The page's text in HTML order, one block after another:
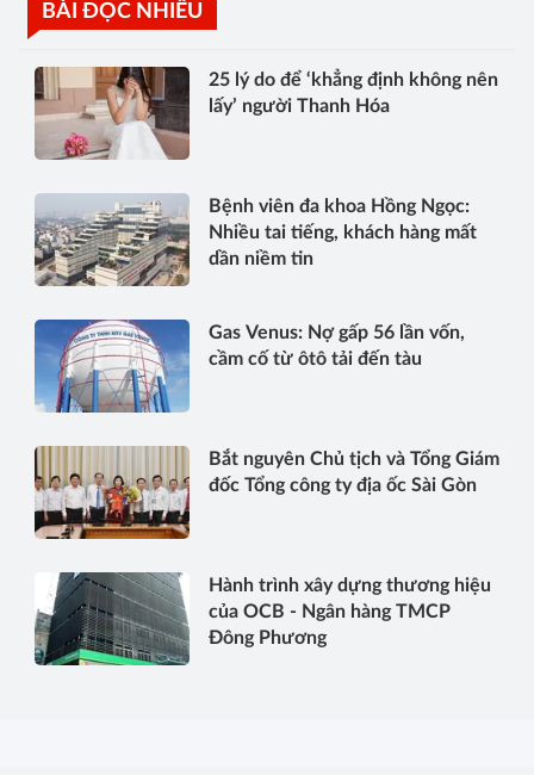
BÀI ĐỌC NHIỀU
25 lý do để ‘khẳng định không nên
lấy’ người Thanh Hóa
Bệnh viên đa khoa Hồng Ngọc:
Nhiều tai tiếng, khách hàng mất
dần niềm tin
Gas Venus: Nợ gấp 56 lần vốn,
cầm cố từ ôtô tải đến tàu
Bắt nguyên Chủ tịch và Tổng Giám
đốc Tổng công ty địa ốc Sài Gòn
Hành trình xây dựng thương hiệu
của OCB - Ngân hàng TMCP
Đông Phương